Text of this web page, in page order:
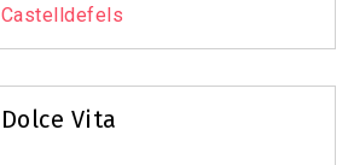
Castelldefels
Dolce Vita